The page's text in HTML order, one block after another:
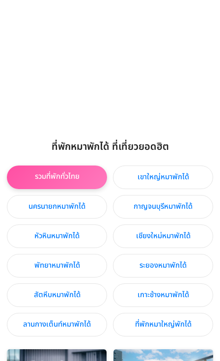
ที่พักหมาพักได้ ที่เที่ยวยอดฮิต
รวมที่พักทั่วไทย เขาใหญ่หมาพักได้
นครนายกหมาพักได้ กาญจนบุรีหมาพักได้
หัวหินหมาพักได้ เชียงใหม่หมาพักได้
พัทยาหมาพักได้ ระยองหมาพักได้
สัตหีบหมาพักได้ เกาะช้างหมาพักได้
ลานกางเต็นท์หมาพักได้ ที่พักหมาใหญ่พักได้